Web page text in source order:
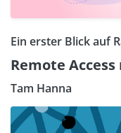
Ein erster Blick auf
Remote
Tam Hanna